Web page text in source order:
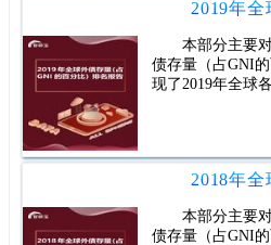
本部分主要
债存量（占GNI
现了2019年全球
本部分主要
债存量（占GNI